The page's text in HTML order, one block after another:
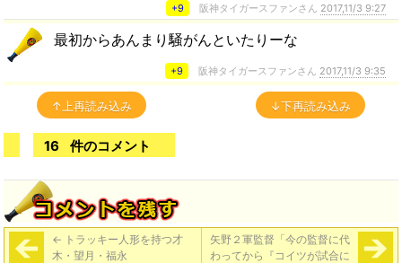
+9 阪神タイガースファンさん 2017,11/3 9:27
最初からあんまり騒がんといたりーな
+9 阪神タイガースファンさん 2017,11/3 9:35
↑上再読み込み ↓下再読み込み
16 件のコメント
← トラッキー人形を持つ才
木・望月・福永
矢野２軍監督「今の監督に代
わってから『コイツが試合に